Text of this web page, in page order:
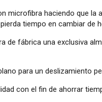
microfibra haciendo que la
tiempo en cambiar de
de fábrica una exclusiva
para un deslizamiento
con el fin de ahorrar